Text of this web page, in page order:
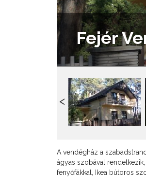
Fejér
A vendégház a
ágyas szobával
fenyőfákkal, Ikea bútoros